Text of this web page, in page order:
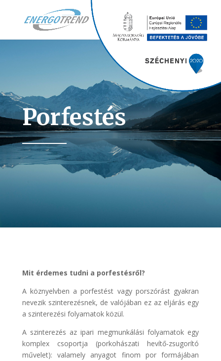
Porfestés
Mit érdemes tudni a porfestésről?
A köznyelvben a porfestést vagy porszórást gyakran
nevezik szinterezésnek, de valójában ez az eljárás egy
a szinterezési folyamatok közül.
A szinterezés az ipari megmunkálási folyamatok egy
komplex csoportja (porkohászati hevítő-zsugorító
művelet): valamely anyagot finom por formájában